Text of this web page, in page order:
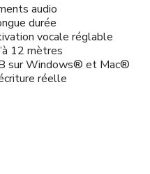
audio
durée
vocale réglable
12 mètres
sur Windows® et Mac®
réelle